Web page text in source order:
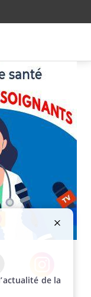
Instagram
de la